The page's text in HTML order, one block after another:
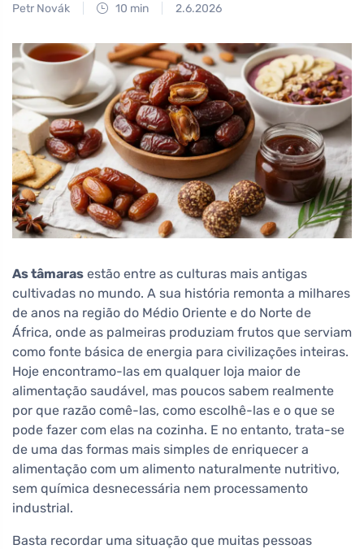
Petr Novák 10 min 2.6.2026
As tâmaras estão entre as culturas mais antigas
cultivadas no mundo. A sua história remonta a milhares
de anos na região do Médio Oriente e do Norte de
África, onde as palmeiras produziam frutos que serviam
como fonte básica de energia para civilizações inteiras.
Hoje encontramo-las em qualquer loja maior de
alimentação saudável, mas poucos sabem realmente
por que razão comê-las, como escolhê-las e o que se
pode fazer com elas na cozinha. E no entanto, trata-se
de uma das formas mais simples de enriquecer a
alimentação com um alimento naturalmente nutritivo,
sem química desnecessária nem processamento
industrial.
Basta recordar uma situação que muitas pessoas